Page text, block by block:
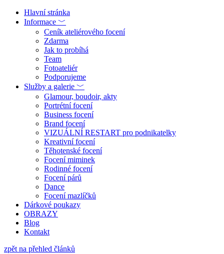
Hlavní stránka
Informace ﹀
Ceník ateliérového focení
Zdarma
Jak to probíhá
Team
Fotoateliér
Podporujeme
Služby a galerie ﹀
Glamour, boudoir, akty
Portrétní focení
Business focení
Brand focení
VIZUÁLNÍ RESTART pro podnikatelky
Kreativní focení
Těhotenské focení
Focení miminek
Rodinné focení
Focení párů
Dance
Focení mazlíčků
Dárkové poukazy
OBRAZY
Blog
Kontakt
zpět na přehled článků